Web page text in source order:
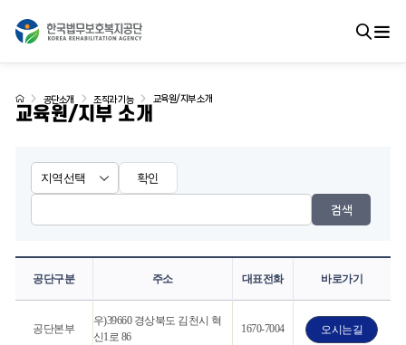
교육원/지부 소개
공단소개 조직과 기능 교육원/지부 소개
확인
검색
공단구분 주소 대표전화 바로가기
공단본부
우)39660 경상북도 김천시 혁
신1로 86
1670-7004 오시는길